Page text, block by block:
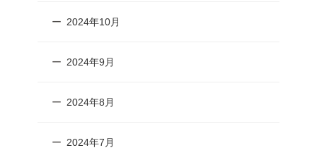
2024年10月
2024年9月
2024年8月
2024年7月